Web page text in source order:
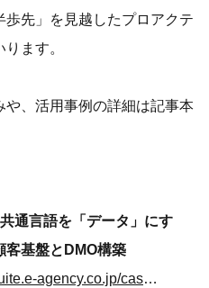
先」を見越したプロアクテ
ます。
、活用事例の詳細は記事本
通言語を「データ」にす
客基盤とDMO構築
https://googleanalytics360-suite.e-agency.co.jp/case/20260612_01?utm_source=valuepress&utm_medium=press&utm_campaign=20260612_case_Sanrio